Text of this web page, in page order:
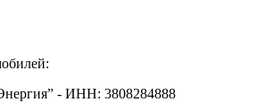
- ИНН: 3808284888